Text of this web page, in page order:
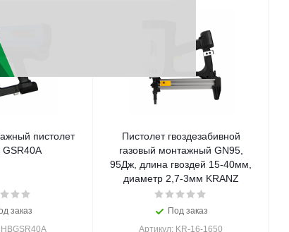
пистолет
GSR40A
заказ
Пистолет гвоздезабивной
газовый монтажный GN95,
95Дж, длина гвоздей 15-40мм,
диаметр 2,7-3мм KRANZ
Под заказ
Артикул: KR-16-1650